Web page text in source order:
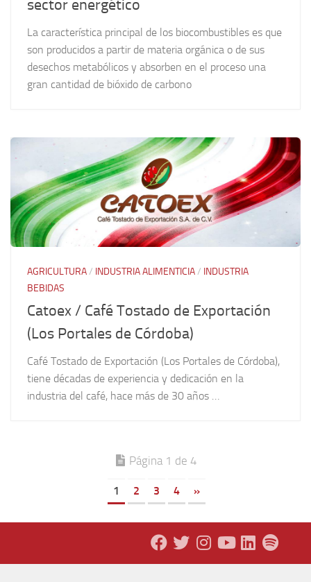
sector energético
La característica principal de los biocombustibles es que
son producidos a partir de materia orgánica o de sus
desechos metabólicos y absorben en el proceso una
gran cantidad de bióxido de carbono
AGRICULTURA/ INDUSTRIA ALIMENTICIA/ INDUSTRIA
BEBIDAS
Catoex / Café Tostado de Exportación
(Los Portales de Córdoba)
Café Tostado de Exportación (Los Portales de Córdoba),
tiene décadas de experiencia y dedicación en la
industria del café, hace más de 30 años …
Página 1 de 4
1 2 3 4 »